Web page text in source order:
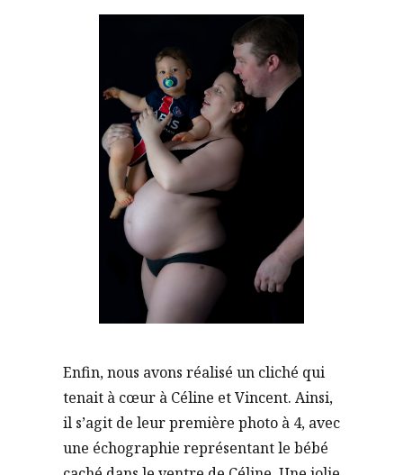
Enfin, nous avons réalisé un cliché qui
tenait à cœur à Céline et Vincent. Ainsi,
il s’agit de leur première photo à 4, avec
une échographie représentant le bébé